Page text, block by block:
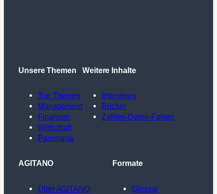
Unsere Themen
Top Themen
Management
Finanzen
Wirtschaft
Panorama
Weitere Inhalte
Interviews
Bücher
Zahlen-Daten-Fakten
AGITANO
Über AGITANO
Formate
Glossar